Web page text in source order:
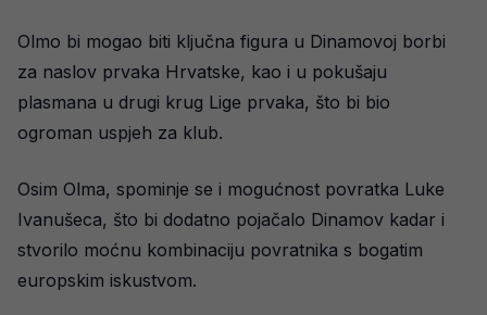
Olmo bi mogao biti ključna figura u Dinamovoj borbi
za naslov prvaka Hrvatske, kao i u pokušaju
plasmana u drugi krug Lige prvaka, što bi bio
ogroman uspjeh za klub.
Osim Olma, spominje se i mogućnost povratka Luke
Ivanušeca, što bi dodatno pojačalo Dinamov kadar i
stvorilo moćnu kombinaciju povratnika s bogatim
europskim iskustvom.